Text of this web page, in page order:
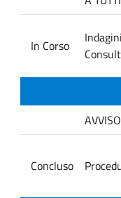
In Corso
Concluso